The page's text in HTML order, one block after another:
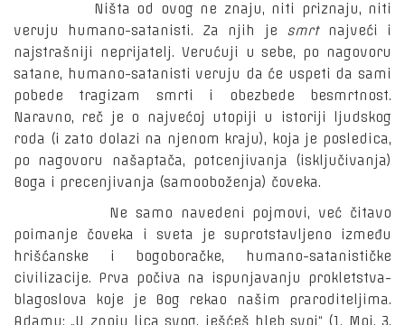
Ništa od ovog ne znaju, niti priznaju, niti
veruju humano-satanisti. Za njih je smrtnajveći i
najstrašniji neprijatelj. Verućuji u sebe, po nagovoru
satane, humano-satanisti veruju da će uspeti da sami
pobede tragizam smrti i obezbede besmrtnost.
Naravno, reč je o najvećoj utopiji u istoriji ljudskog
roda (i zato dolazi na njenom kraju), koja je posledica,
po nagovoru našaptača, potcenjivanja (isključivanja)
Boga i precenjivanja (samooboženja) čoveka.
Ne samo navedeni pojmovi, već čitavo
poimanje čoveka i sveta je suprotstavljeno između
hrišćanske i bogoboračke, humano-satanističke
civilizacije. Prva počiva na ispunjavanju prokletstva-
blagoslova koje je Bog rekao našim praroditeljima.
Adamu: „U znoju lica svog, ješćeš hleb svoj“ (1. Moj. 3,